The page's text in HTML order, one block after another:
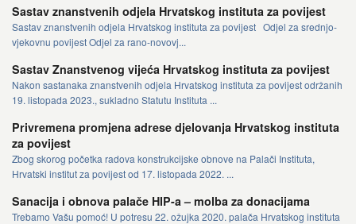
Sastav znanstvenih odjela Hrvatskog instituta za povijest
Sastav znanstvenih odjela Hrvatskog instituta za povijest Odjel za srednjo-
vjekovnu povijest Odjel za rano-novovj...
Sastav Znanstvenog vijeća Hrvatskog instituta za povijest
Nakon sastanaka znanstvenih odjela Hrvatskog instituta za povijest održanih
19. listopada 2023., sukladno Statutu Instituta ...
Privremena promjena adrese djelovanja Hrvatskog instituta
za povijest
Zbog skorog početka radova konstrukcijske obnove na Palači Instituta,
Hrvatski institut za povijest od 17. listopada 2022. ...
Sanacija i obnova palače HIP-a – molba za donacijama
Trebamo Vašu pomoć! U potresu 22. ožujka 2020. palača Hrvatskog instituta